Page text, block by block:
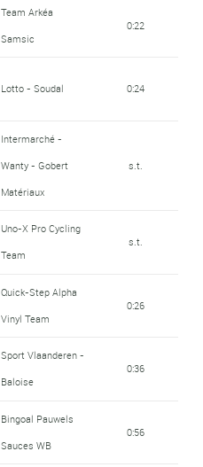
Team Arkéa
Samsic
0:22
Lotto - Soudal 0:24
Intermarché -
Wanty - Gobert
Matériaux
s.t.
Uno-X Pro Cycling
Team
s.t.
Quick-Step Alpha
Vinyl Team
0:26
Sport Vlaanderen -
Baloise
0:36
Bingoal Pauwels
Sauces WB
0:56